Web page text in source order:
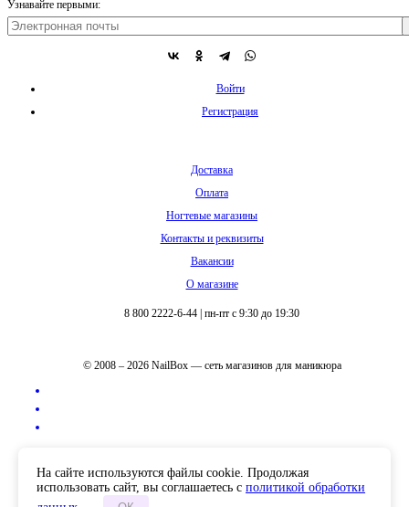
Узнавайте первыми:
Войти
Регистрация
Доставка
Оплата
Ногтевые магазины
Контакты и реквизиты
Вакансии
О магазине
8 800 2222-6-44 пн-пт с 9:30 до 19:30
© 2008 – 2026 NailBox — сеть магазинов для маникюра
На сайте используются файлы cookie. Продолжая
использовать сайт, вы соглашаетесь с политикой обработки